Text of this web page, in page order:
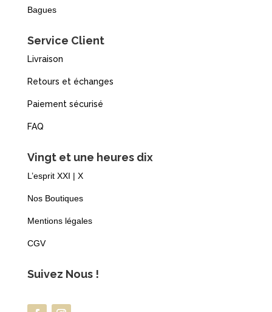
Bagues
Service Client
Livraison
Retours et échanges
Paiement sécurisé
FAQ
Vingt et une heures dix
L’esprit XXI | X
Nos Boutiques
Mentions légales
CGV
Suivez Nous !